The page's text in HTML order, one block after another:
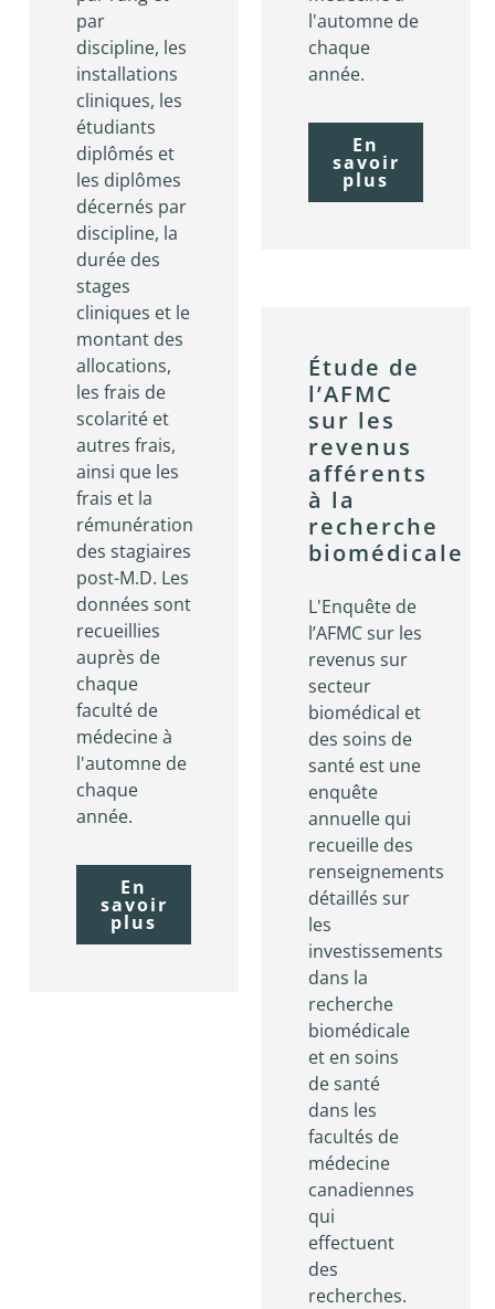
l'automne de
chaque
année.
En
savoir
plus
par
discipline, les
installations
cliniques, les
étudiants
diplômés et
les diplômes
décernés par
discipline, la
durée des
stages
cliniques et le
montant des
allocations,
les frais de
scolarité et
autres frais,
ainsi que les
frais et la
rémunération
des stagiaires
post-M.D. Les
données sont
recueillies
auprès de
chaque
faculté de
médecine à
l'automne de
chaque
année.
En
savoir
plus
Étude de
l’AFMC
sur les
revenus
afférents
à la
recherche
biomédicale
L'Enquête de
l’AFMC sur les
revenus sur
secteur
biomédical et
des soins de
santé est une
enquête
annuelle qui
recueille des
renseignements
détaillés sur
les
investissements
dans la
recherche
biomédicale
et en soins
de santé
dans les
facultés de
médecine
canadiennes
qui
effectuent
des
recherches.